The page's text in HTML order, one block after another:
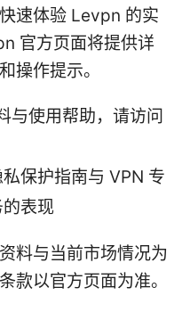
速体验 Levpn 的实
官方页面将提供详
操作提示。
与使用帮助，请访问
保护指南与 VPN 专
表现
料与当前市场情况为
款以官方页面为准。